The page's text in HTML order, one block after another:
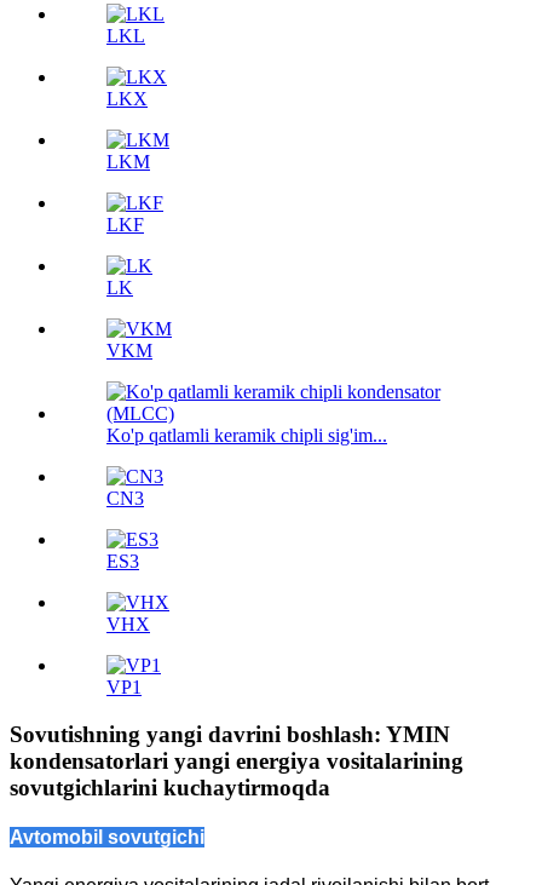
LKL
LKX
LKM
LKF
LK
VKM
Ko'p qatlamli keramik chipli sig'im...
CN3
ES3
VHX
VP1
Sovutishning yangi davrini boshlash: YMIN
kondensatorlari yangi energiya vositalarining
sovutgichlarini kuchaytirmoqda
Avtomobil sovutgichi